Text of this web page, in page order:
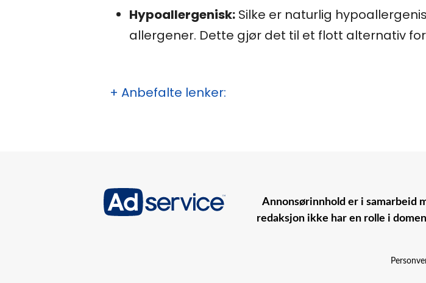
Hypoallergenisk: Silke er naturlig
allergener. Dette gjør det til et flott alternativ
+ Anbefalte lenker:
Annonsørinnhold er i samarbeid
redaksjon ikke har en rolle i